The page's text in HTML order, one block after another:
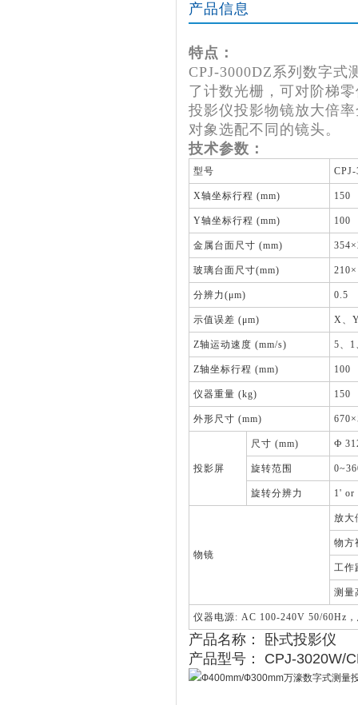
产品信息
特点：
CPJ-3000DZ系列数字式
了计数光栅，可对阶梯
投影仪投影物镜放大倍
对象选配不同的镜头。
技术参数：
型号
X轴坐标行程 (mm) 150
Y轴坐标行程 (mm) 100
金属台面尺寸 (mm)
玻璃台面尺寸(mm)
分辨力(μm) 0.5
示值误差 (μm) X、
Z轴运动速度 (mm/s) 5、
Z轴坐标行程 (mm) 100
仪器重量 (kg) 150
外形尺寸 (mm)
投影屏
尺寸 (mm) Ф
旋转范围
旋转分辨力 1' or
物镜
放大
物方
工作
测量
仪器电源: AC 100-240V 50/60Hz
产品名称： 卧式投影仪
产品型号： CPJ-3020W/